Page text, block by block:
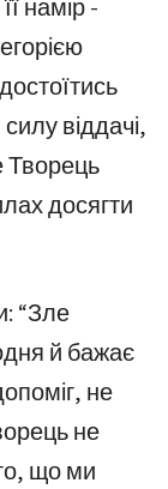
намір -
віддачі,
досягти
“Зле
й бажає
не
не
що ми